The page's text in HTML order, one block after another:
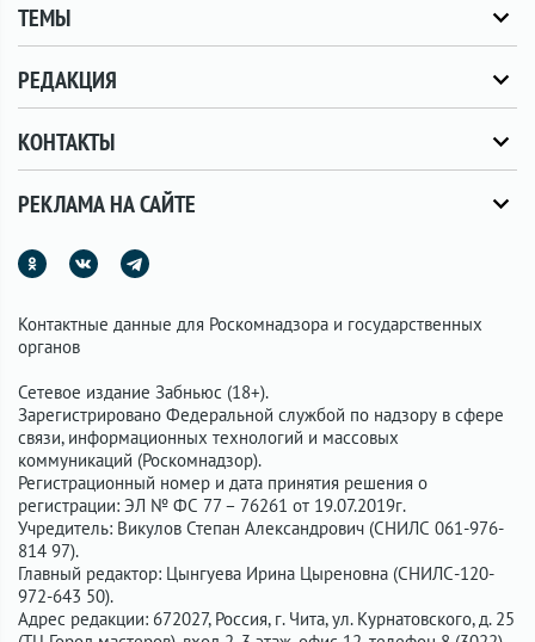
ТЕМЫ
РЕДАКЦИЯ
КОНТАКТЫ
РЕКЛАМА НА САЙТЕ
Контактные данные для Роскомнадзора и государственных
органов
Сетевое издание Забньюс (18+).
Зарегистрировано Федеральной службой по надзору в сфере
связи, информационных технологий и массовых
коммуникаций (Роскомнадзор).
Регистрационный номер и дата принятия решения о
регистрации: ЭЛ № ФС 77 – 76261 от 19.07.2019г.
Учредитель: Викулов Степан Александрович (СНИЛС 061-976-
814 97).
Главный редактор: Цынгуева Ирина Цыреновна (СНИЛС-120-
972-643 50).
Адрес редакции: 672027, Россия, г. Чита, ул. Курнатовского, д. 25